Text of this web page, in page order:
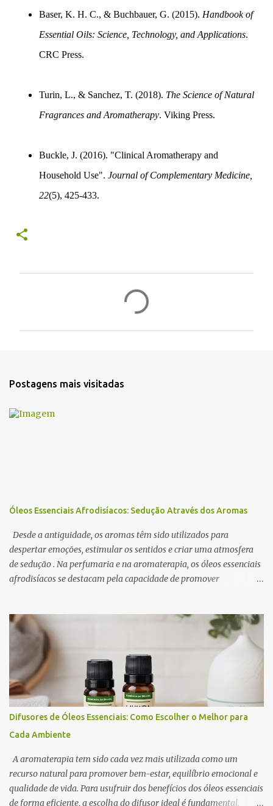
Baser, K. H. C., & Buchbauer, G. (2015). Handbook of
Essential Oils: Science, Technology, and Applications.
CRC Press.
Turin, L., & Sanchez, T. (2018). The Science of Natural
Fragrances and Aromatherapy. Viking Press.
Buckle, J. (2016). "Clinical Aromatherapy and
Household Use". Journal of Complementary Medicine,
22(5), 425-433.
r
Postagens mais visitadas
Óleos Essenciais Afrodisíacos: Sedução Através dos Aromas
Desde a antiguidade, os aromas têm sido utilizados para
despertar emoções, estimular os sentidos e criar uma atmosfera
de sedução . Na perfumaria e na aromaterapia, os óleos essenciais
afrodisíacos se destacam pela capacidade de promover
olfativo e o sistema límbico , a região do cérebro responsável pelas
emoções e pelo comportamento. Determinados aromas são
capazes de influenciar a produção de neurotransmissores como a
dopamina e a serotonina, favorecendo a atração e o prazer
sensorial . Neste artigo, exploramos os óleos essenciais
afrodisíacos mais eficazes, seus mecanismos de ação e como
utilizá-los na perfumaria e na aromaterapia para estimular a
Afrodisíacos? Os óleos essenciais afrodisíacos são essências
naturais extraídas de flores, madeiras, especiarias e resinas que
possuem propriedades capa...
Difusores de Óleos Essenciais: Como Escolher o Melhor para
Cada Ambiente
A aromaterapia tem sido cada vez mais utilizada como um
recurso natural para promover bem-estar, equilíbrio emocional e
qualidade de vida. Para usufruir dos benefícios dos óleos essenciais
de forma eficiente, a escolha do difusor ideal é fundamental.